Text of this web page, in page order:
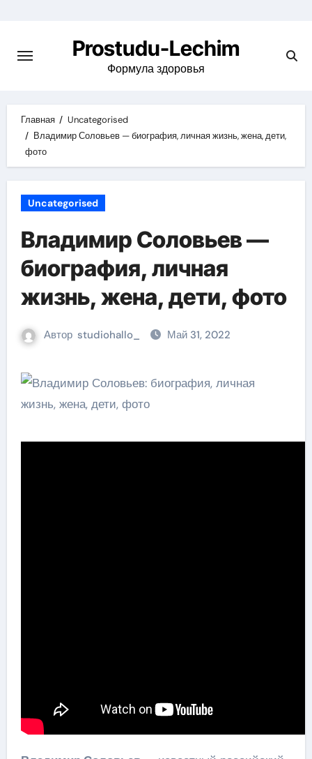
содержимому
Prostudu-Lechim
Формула здоровья
Главная
Uncategorised
Владимир Соловьев — биография, личная жизнь, жена, дети,
фото
Uncategorised
Владимир Соловьев —
биография, личная
жизнь, жена, дети, фото
Автор studiohallo_ Май 31, 2022